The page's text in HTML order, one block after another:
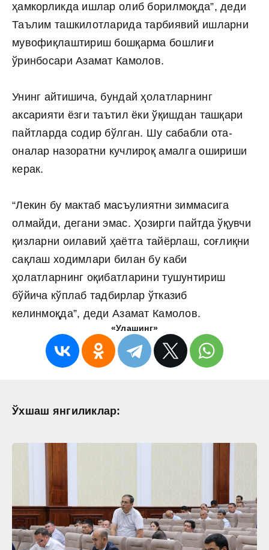
ҳамкорликда ишлар олиб борилмоқда”, деди
Таълим ташкилотларида тарбиявий ишларни
мувофиқлаштириш бошқарма бошлиғи
ўринбосари Азамат Камолов.
Унинг айтишича, бундай ҳолатларнинг
аксарияти ёзги таътил ёки ўқишдан ташқари
пайтларда содир бўлган. Шу сабабли ота-
оналар назоратни кучлироқ амалга ошириши
керак.
“Лекин бу мактаб масъулиятни зиммасига
олмайди, дегани эмас. Ҳозирги пайтда ўқувчи
қизларни оилавий ҳаётга тайёрлаш, соғлиқни
сақлаш ходимлари билан бу каби
ҳолатларнинг оқибатларини тушунтириш
бўйича кўплаб тадбирлар ўтказиб
келинмоқда”, деди Азамат Камолов.
«Улашинг»
Ўхшаш янгиликлар: